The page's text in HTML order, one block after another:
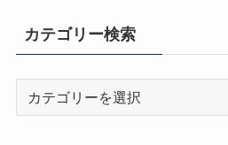
カテゴリー検索